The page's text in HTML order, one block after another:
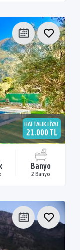
HAFTALIK FİYAT
21.000 TL
Banyo
2 Banyo